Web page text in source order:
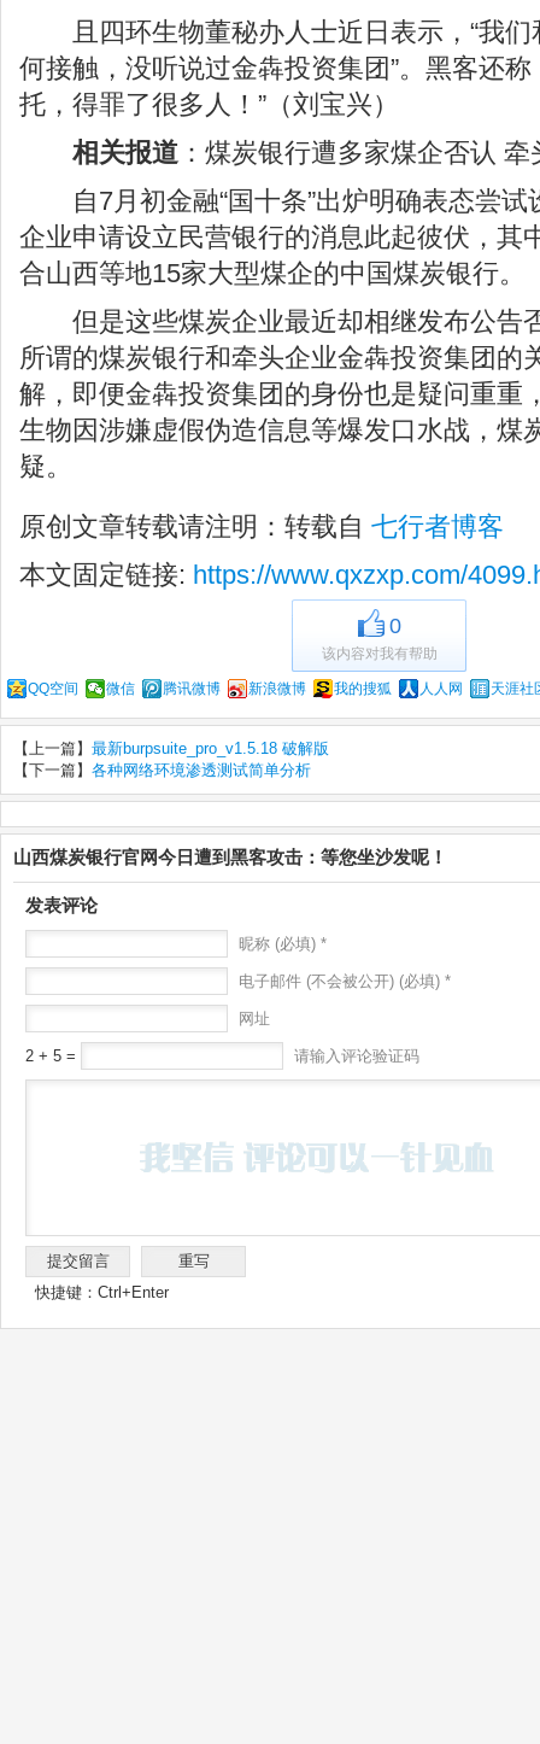
且四环生物董秘办人士近日表示，“我们
何接触，没听说过金犇投资集团”。黑客还
托，得罪了很多人！”（刘宝兴）
相关报道：煤炭银行遭多家煤企否认 牵
自7月初金融“国十条”出炉明确表态尝试
企业申请设立民营银行的消息此起彼伏，其
合山西等地15家大型煤企的中国煤炭银行。
但是这些煤炭企业最近却相继发布公告
所谓的煤炭银行和牵头企业金犇投资集团的
解，即便金犇投资集团的身份也是疑问重重
生物因涉嫌虚假伪造信息等爆发口水战，煤
疑。
原创文章转载请注明：转载自 七行者博客
本文固定链接: https://www.qxzxp.com/
0
该内容对我有帮助
QQ空间 微信 腾讯微博 新浪微博 我的搜狐 人人网 天涯社
【上一篇】 最新burpsuite_pro_v1.5.18 破解版
【下一篇】 各种网络环境渗透测试简单分析
山西煤炭银行官网今日遭到黑客攻击：等您坐沙发呢！
发表评论
昵称 (必填) *
电子邮件 (不会被公开) (必填) *
网址
2 + 5 = 请输入评论验证码
快捷键：Ctrl+Enter